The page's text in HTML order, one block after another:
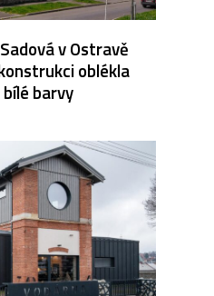
v Ostravě
oblékla
barvy